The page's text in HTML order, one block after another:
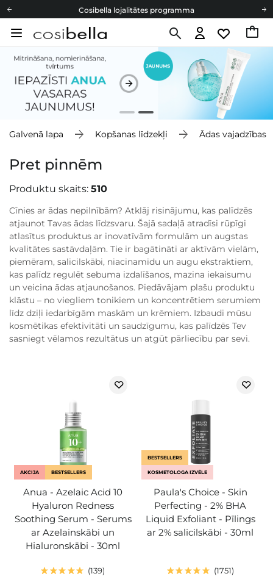
Cosibella lojalitātes programma
Bezmaskas piegāde no 49,00 €
Cosibella lojalitātes programma
Bezmaskas piegāde no 49,00 €
Galvenā lapa Kopšanas līdzekļi Ādas vajadzības
Pret pinnēm
Produktu skaits: 510
Cīnies ar ādas nepilnībām? Atklāj risinājumu, kas palīdzēs
atjaunot Tavas ādas līdzsvaru. Šajā sadaļā atradīsi rūpīgi
atlasītus produktus ar inovatīvām formulām un augstas
kvalitātes sastāvdaļām. Tie ir bagātināti ar aktīvām vielām,
piemēram, salicilskābi, niacinamīdu un augu ekstraktiem,
kas palīdz regulēt sebuma izdalīšanos, mazina iekaisumu
un veicina ādas atjaunošanos. Piedāvājam plašu produktu
klāstu – no viegliem tonikiem un koncentrētiem serumiem
līdz dziļi iedarbīgām maskām un krēmiem. Izbaudi mūsu
kosmētikas efektivitāti un saudzīgumu, kas palīdzēs Tev
sasniegt vēlamos rezultātus un atgūt pārliecību par sevi.
AKCIJA BESTSELLERS
Anua - Azelaic Acid 10
Hyaluron Redness
Soothing Serum - Serums
ar Azelainskābi un
Hialuronskābi - 30ml
139
BESTSELLERS
KOSMETOLOGA IZVĒLE
Paula's Choice - Skin
Perfecting - 2% BHA
Liquid Exfoliant - Pīlings
ar 2% salicilskābi - 30ml
1751